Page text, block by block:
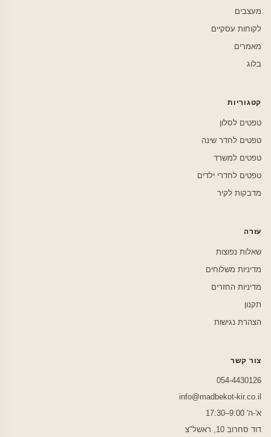
מעצבים
לקוחות עסקיים
מאמרים
בלוג
קטגוריות
טפטים לסלון
טפטים לחדר שינה
טפטים למשרד
טפטים לחדרי ילדים
מדבקות לקיר
עזרה
שאלות נפוצות
מדיניות משלוחים
מדיניות החזרים
תקנון
הצהרת נגישות
צור קשר
054-4430126
info@madbekot-kir.co.il
א'-ה' 9:00–17:30
דוד סחרוב 10, ראשל"צ